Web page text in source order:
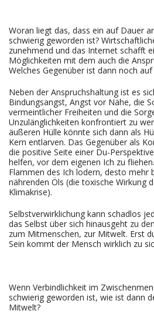
Woran liegt das, dass ein auf Dauer
schwierig geworden ist?
zunehmend und das Internet schafft
Möglichkeiten mit dem auch die
Welches Gegenüber ist dann noch
Neben der Anspruchshaltung ist es
Bindungsangst, Angst vor Nähe, die
vermeintlicher Freiheiten und die
Unzulänglichkeiten konfrontiert zu
äußeren Hülle könnte sich dann als
Kern entlarven. Das Gegenüber als
die positive Seite einer Du-
helfen, vor dem eigenen Ich zu
Flammen des Ich lodern, desto mehr
nährenden Öls (die toxische Wirkung
Klimakrise).
Selbstverwirklichung kann schadlos
das Selbst über sich hinausgeht zu
zum Mitmenschen, zur Mitwelt. Erst
Sein kommt der Mensch wirklich zu
Wenn Verbindlichkeit im
schwierig geworden ist, wie ist dann
Mitwelt?